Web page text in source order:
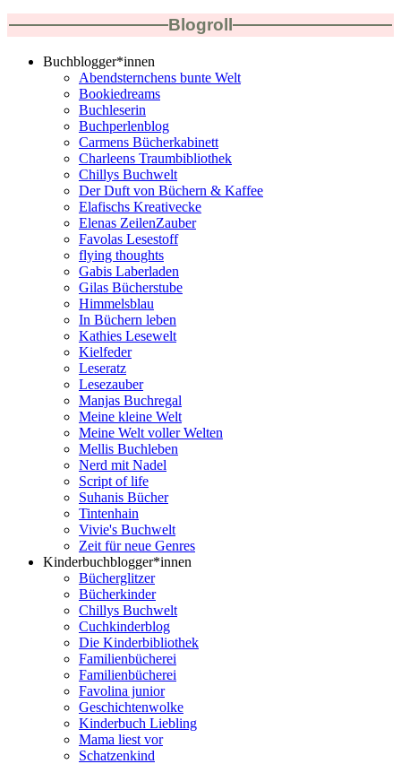
Blogroll
Buchblogger*innen
Abendsternchens bunte Welt
Bookiedreams
Buchleserin
Buchperlenblog
Carmens Bücherkabinett
Charleens Traumbibliothek
Chillys Buchwelt
Der Duft von Büchern & Kaffee
Elafischs Kreativecke
Elenas ZeilenZauber
Favolas Lesestoff
flying thoughts
Gabis Laberladen
Gilas Bücherstube
Himmelsblau
In Büchern leben
Kathies Lesewelt
Kielfeder
Leseratz
Lesezauber
Manjas Buchregal
Meine kleine Welt
Meine Welt voller Welten
Mellis Buchleben
Nerd mit Nadel
Script of life
Suhanis Bücher
Tintenhain
Vivie's Buchwelt
Zeit für neue Genres
Kinderbuchblogger*innen
Bücherglitzer
Bücherkinder
Chillys Buchwelt
Cuchkinderblog
Die Kinderbibliothek
Familienbücherei
Familienbücherei
Favolina junior
Geschichtenwolke
Kinderbuch Liebling
Mama liest vor
Schatzenkind